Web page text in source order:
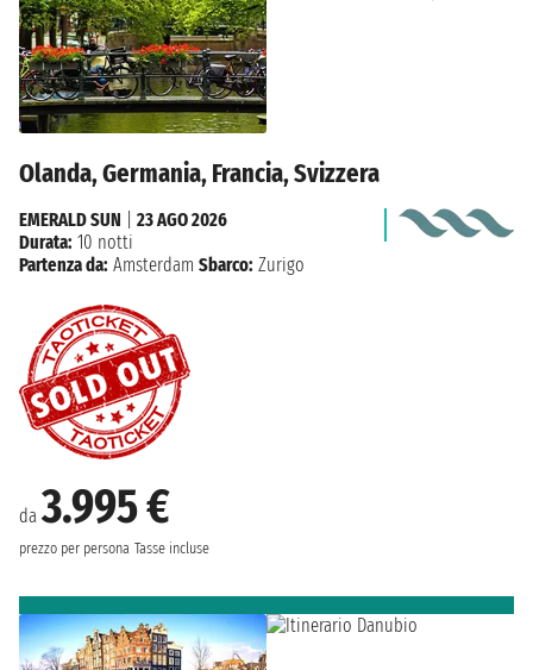
Olanda, Germania, Francia, Svizzera
da3.995 €
prezzo per persona Tasse incluse
EMERALD SUN
23 AGO 2026
Durata: 10 notti
Partenza da: Amsterdam Sbarco: Zurigo